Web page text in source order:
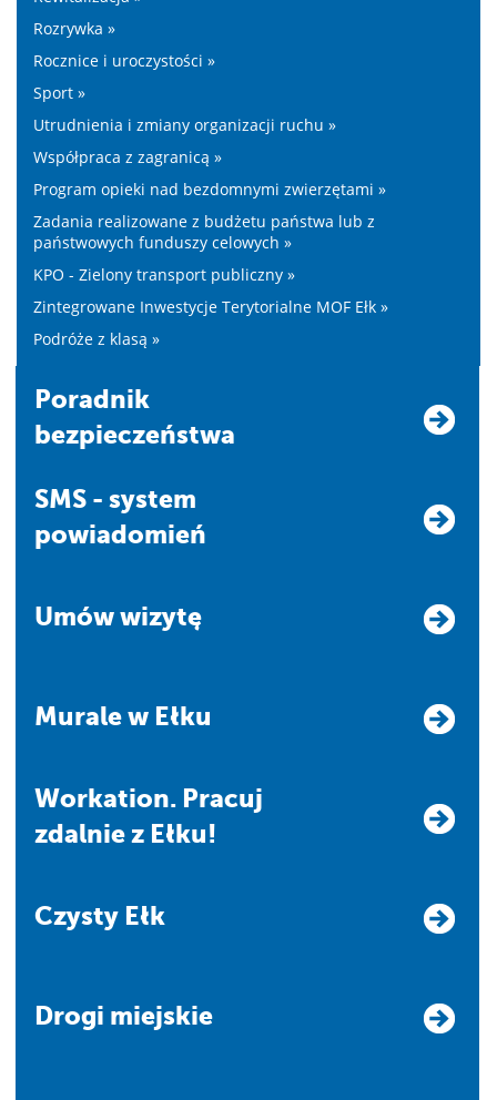
Rozrywka »
Rocznice i uroczystości »
Sport »
Utrudnienia i zmiany organizacji ruchu »
Współpraca z zagranicą »
Program opieki nad bezdomnymi zwierzętami »
Zadania realizowane z budżetu państwa lub z
państwowych funduszy celowych »
KPO - Zielony transport publiczny »
Zintegrowane Inwestycje Terytorialne MOF Ełk »
Podróże z klasą »
Poradnik
bezpieczeństwa
SMS - system
powiadomień
Umów wizytę
Murale w Ełku
Workation. Pracuj
zdalnie z Ełku!
Czysty Ełk
Drogi miejskie